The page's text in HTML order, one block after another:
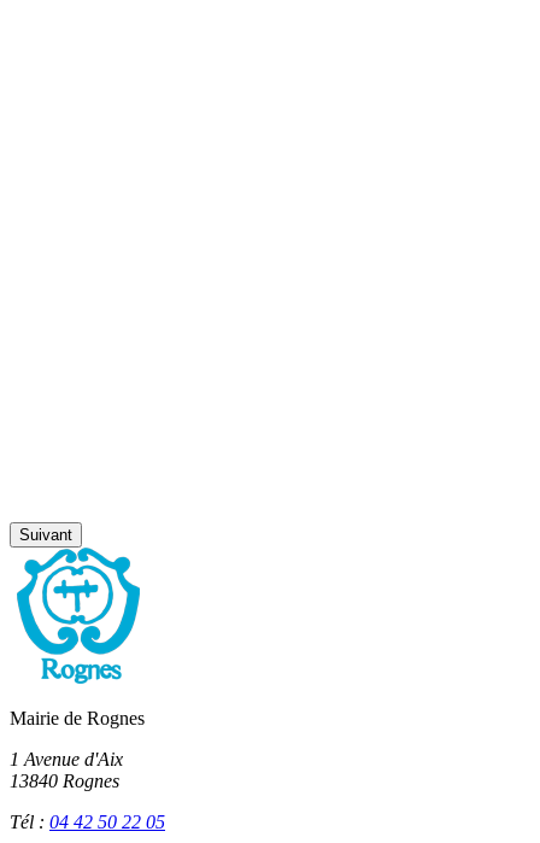
Suivant
Mairie de Rognes
1 Avenue d'Aix
13840 Rognes
Tél : 04 42 50 22 05